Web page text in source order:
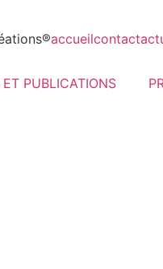
accueilcontact
ET PUBLICATIONS